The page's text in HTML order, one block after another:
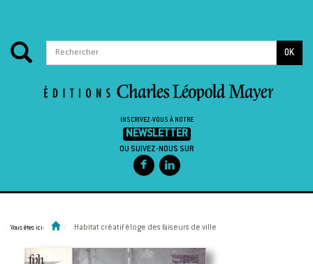
OK
INSCRIVEZ-VOUS À NOTRE
NEWSLETTER
OU SUIVEZ-NOUS SUR
Vous êtes ici: Habitat créatif éloge des faiseurs de ville